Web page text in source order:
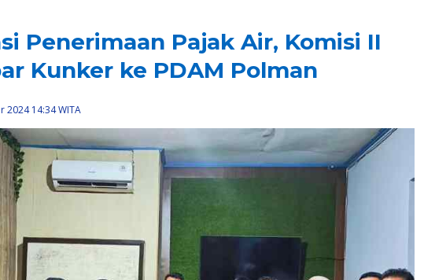
Penerimaan Pajak Air, Komisi II
Kunker ke PDAM Polman
2024 14:34 WITA